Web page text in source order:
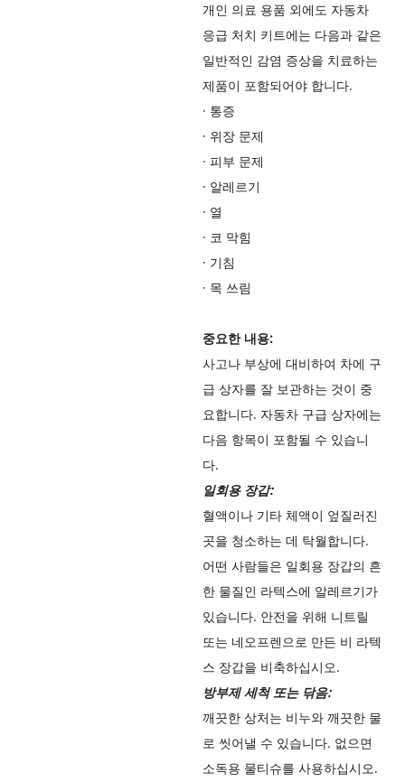
개인 의료 용품 외에도 자동차
응급 처치 키트에는 다음과 같은
일반적인 감염 증상을 치료하는
제품이 포함되어야 합니다.
· 통증
· 위장 문제
· 피부 문제
· 알레르기
· 열
· 코 막힘
· 기침
· 목 쓰림
중요한 내용:
사고나 부상에 대비하여 차에 구
급 상자를 잘 보관하는 것이 중
요합니다. 자동차 구급 상자에는
다음 항목이 포함될 수 있습니
다.
일회용 장갑:
혈액이나 기타 체액이 엎질러진
곳을 청소하는 데 탁월합니다.
어떤 사람들은 일회용 장갑의 흔
한 물질인 라텍스에 알레르기가
있습니다. 안전을 위해 니트릴
또는 네오프렌으로 만든 비 라텍
스 장갑을 비축하십시오.
방부제 세척 또는 닦음:
깨끗한 상처는 비누와 깨끗한 물
로 씻어낼 수 있습니다. 없으면
소독용 물티슈를 사용하십시오.